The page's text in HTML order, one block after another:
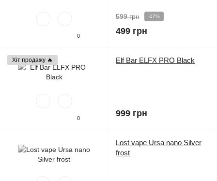
0
599 грн -17%
499 грн
Хіт продажу 🔥
0
Elf Bar ELFX PRO Black
999 грн
Lost vape Ursa nano Silver
frost